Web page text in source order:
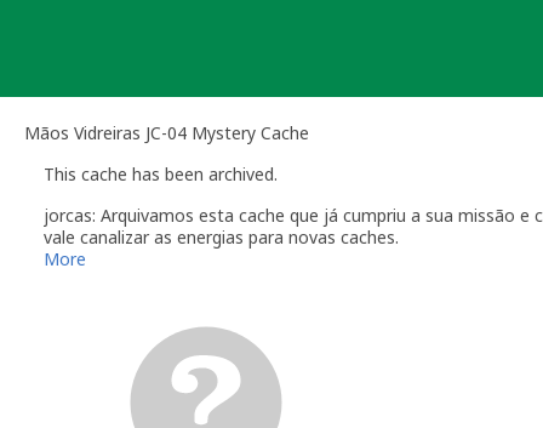
Mãos Vidreiras JC-04 Mystery Cache
This cache has been archived.
jorcas: Arquivamos esta cache que já cumpriu a sua missão
vale canalizar as energias para novas caches.
Obrigado a todos os que visitaram ou tentaram visitar esta
More